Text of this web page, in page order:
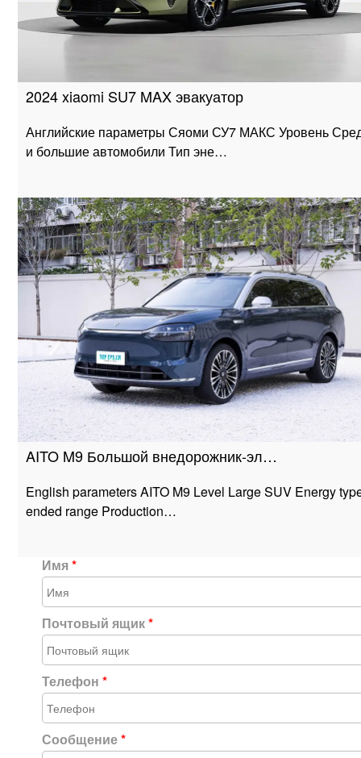
2024 xiaomi SU7 MAX эвакуатор
Английские параметры Сяоми СУ7 МАКС Уровень
и большие автомобили Тип эне…
AITO M9 Большой внедорожник-эл…
English parameters AITO M9 Level Large SUV Energy
ended range Production…
Имя*
Почтовый ящик*
Телефон*
Сообщение*